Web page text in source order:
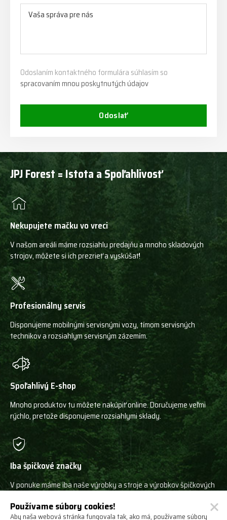
Odoslaním kontaktného formulára súhlasím so
spracovaním mnou poskytnutých údajov
Odoslať
JPJ Forest = Istota a Spoľahlivosť
Nekupujete mačku vo vreci
V našom areáli máme rozsiahlu predajňu a mnoho skladových
strojov, môžete si ich prezrieť a vyskúšať!
Profesionálny servis
Disponujeme mobilnými servisnými vozy, tímom servisných
technikov a rozsiahlym servisným zázemím.
Spoľahlivý E-shop
Mnoho produktov tu môžete nakúpiť online. Doručujeme veľmi
rýchlo, pretože disponujeme rozsiahlymi sklady.
Iba špičkové značky
V ponuke máme iba naše výrobky a stroje a výrobkov špičkových
Používame súbory cookies!
Aby naša webová stránka fungovala tak, ako má, používame súbory